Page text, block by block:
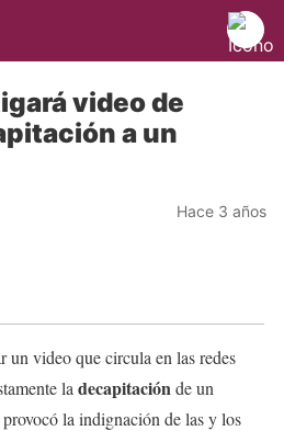
video de
a un
Hace 3 años
un video que circula en las redes
la decapitaciónde un
la indignación de las y los